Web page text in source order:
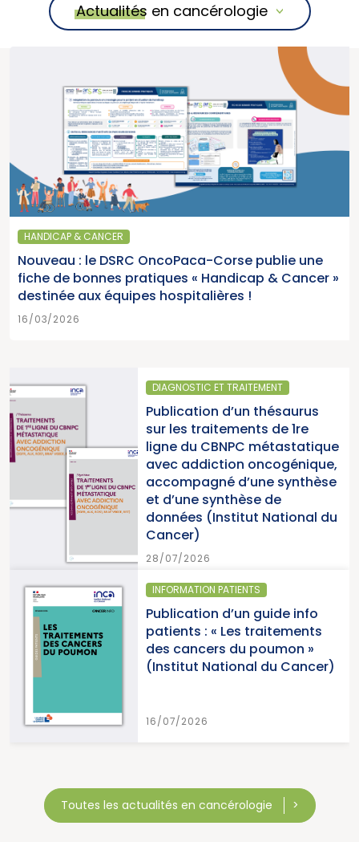
Actualités en cancérologie
HANDICAP & CANCER
Nouveau : le DSRC OncoPaca-Corse publie une
fiche de bonnes pratiques « Handicap & Cancer »
destinée aux équipes hospitalières !
16/03/2026
DIAGNOSTIC ET TRAITEMENT
Publication d’un thésaurus
sur les traitements de 1re
ligne du CBNPC métastatique
avec addiction oncogénique,
accompagné d’une synthèse
et d’une synthèse de
données (Institut National du
28/07/2026
INFORMATION PATIENTS
Publication d’un guide info
patients : « Les traitements
des cancers du poumon »
(Institut National du Cancer)
16/07/2026
Toutes les actualités en cancérologie